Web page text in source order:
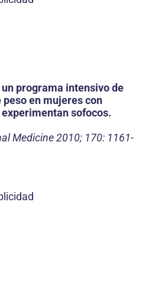
programa intensivo de
en mujeres con
sofocos.
Medicine 2010; 170: 1161-